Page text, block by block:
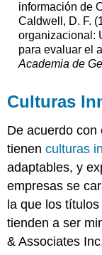
información de
Caldwell, D. F.
organizacional:
para evaluar el
Academia de
Culturas
De acuerdo con
tienenculturas
adaptables, y
empresas se
la que los
tienden a ser
& Associates